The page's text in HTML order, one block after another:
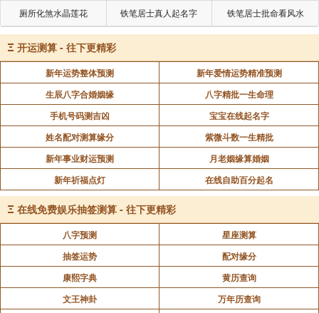
厕所化煞水晶莲花 铁笔居士真人起名字 铁笔居士批命看风水
Ξ 开运测算 - 往下更精彩
新年运势整体预测
新年爱情运势精准预测
生辰八字合婚姻缘
八字精批一生命理
手机号码测吉凶
宝宝在线起名字
姓名配对测算缘分
紫微斗数一生精批
新年事业财运预测
月老姻缘算婚姻
新年祈福点灯
在线自助百分起名
Ξ 在线免费娱乐抽签测算 - 往下更精彩
八字预测
星座测算
抽签运势
配对缘分
康熙字典
黄历查询
文王神卦
万年历查询